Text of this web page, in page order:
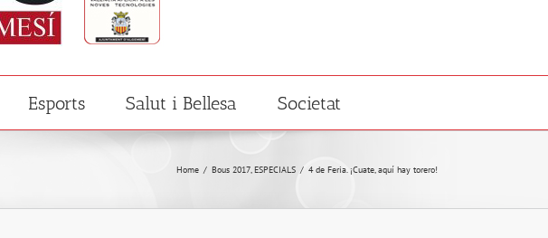
Esports Salut i Bellesa Societat
Home / Bous 2017,ESPECIALS / 4 de Feria. ¡Cuate, aquí hay torero!